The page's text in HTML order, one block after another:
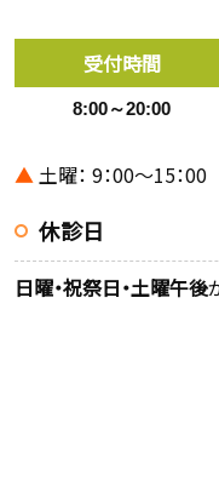
受付時間
8:00～20:00
▲ 土曜： 9：00～15：00
休診日
日曜・祝祭日・土曜午後